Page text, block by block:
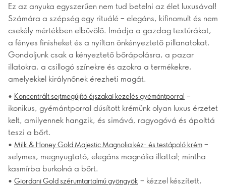
Ez az anyuka egyszerűen nem tud betelni az élet luxusával!
Számára a szépség egy rituálé – elegáns, kifinomult és nem
csekély mértékben elbűvölő. Imádja a gazdag textúrákat,
a fényes finisheket és a nyíltan önkényeztető pillanatokat.
Gondoljunk csak a kényeztető bőrápolásra, a pazar
illatokra, a csillogó színekre és azokra a termékekre,
amelyekkel királynőnek érezheti magát.
• Koncentrált sejtmegújító éjszakai kezelés gyémántporral –
ikonikus, gyémántporral dúsított krémünk olyan luxus érzetet
kelt, amilyennek hangzik, és simává, ragyogóvá és ápolttá
teszi a bőrt.
• Milk & Honey Gold Majestic Magnolia kéz- és testápoló krém –
selymes, megnyugtató, elegáns magnólia illattal; mintha
kasmírba burkolná a bőrt.
• Giordani Gold szérumtartalmú gyöngyök – kézzel készített,